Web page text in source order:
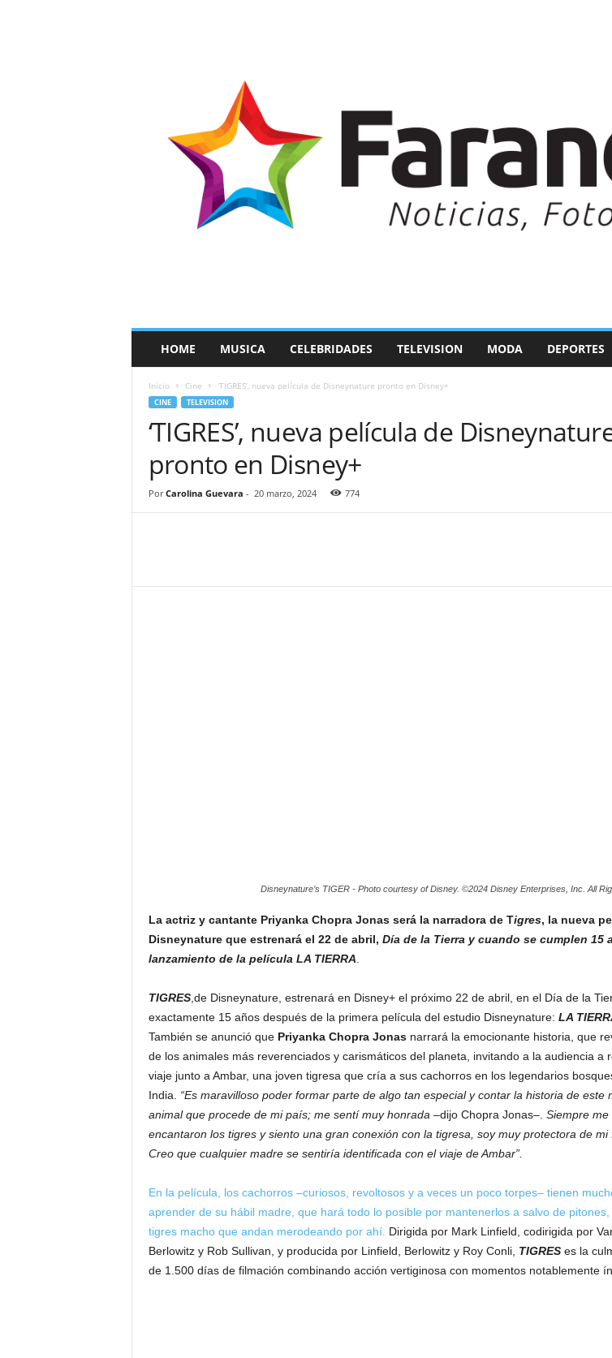
a
HOME MUSICA CELEBRIDADES TELEVISION MODA DEPORTES
Inicio Cine ‘TIGRES’, nueva película de Disneynature pronto en Disney+
CINE TELEVISION
‘TIGRES’, nueva película de
pronto en Disney+
Por Carolina Guevara - 20 marzo, 2024 774
Disneynature’s TIGER - Photo courtesy of Disney. ©2024 Disney Enterprises, Inc. All
La actriz y cantante Priyanka Chopra Jonas será la narradora de Tigres, la nueva
Disneynature que estrenará el 22 de abril, Día de la Tierra y cuando se cumplen 15
lanzamiento de la película LA TIERRA
TIGRES,de Disneynature, estrenará en Disney+ el próximo 22 de abril, en el Día de la
exactamente 15 años después de la primera película del estudio Disneynature: LA
También se anunció que Priyanka Chopra Jonasnarrará la emocionante historia, que
de los animales más reverenciados y carismáticos del planeta, invitando a la audiencia a
viaje junto a Ambar, una joven tigresa que cría a sus cachorros en los legendarios
India. “Es maravilloso poder formar parte de algo tan especial y contar la historia de este
animal que procede de mi país; me sentí muy honrada –dijo Chopra Jonas–. Siempre me
encantaron los tigres y siento una gran conexión con la tigresa, soy muy protectora de mi
Creo que cualquier madre se sentiría identificada con el viaje de Ambar”.
En la película, los cachorros –curiosos, revoltosos y a veces un poco torpes– tienen
aprender de su hábil madre, que hará todo lo posible por mantenerlos a salvo de pitones,
tigres macho que andan merodeando por ahí. Dirigida por Mark Linfield, codirigida por
Berlowitz y Rob Sullivan, y producida por Linfield, Berlowitz y Roy Conli, TIGRES es la
de 1.500 días de filmación combinando acción vertiginosa con momentos notablemente